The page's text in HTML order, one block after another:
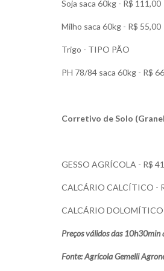
Soja saca 60kg - R$ 111,00
Milho saca 60kg - R$ 55,00
Trigo - TIPO PÃO
PH 78/84 saca 60kg - R$
Corretivo de Solo
GESSO AGRÍCOLA - R$
CALCÁRIO CALCÍTICO -
CALCÁRIO DOLOMÍTICO
Preços válidos das
Fonte: Agrícola Gemelli